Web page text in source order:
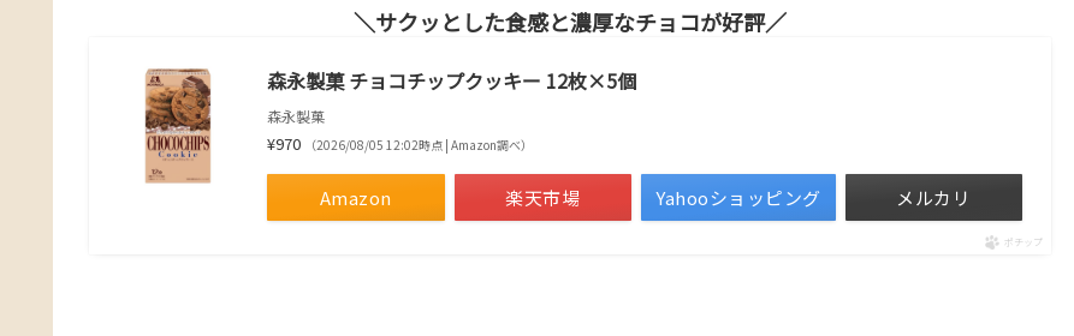
サクッとした食感と濃厚なチョコが好評
森永製菓 チョコチップクッキー 12枚×5個
森永製菓
¥970 （2026/08/05 12:02時点 | Amazon調べ）
Amazon 楽天市場 Yahooショッピング メルカリ
ポチップ